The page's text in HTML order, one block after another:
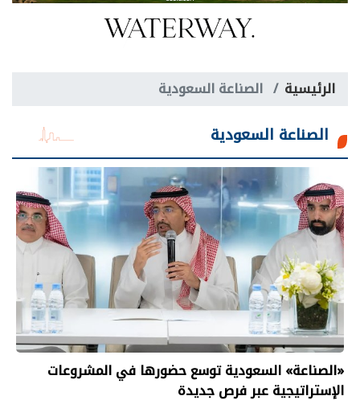
الرئيسية الصناعة السعودية
الصناعة السعودية
«الصناعة» السعودية توسع حضورها في المشروعات
الإستراتيجية عبر فرص جديدة